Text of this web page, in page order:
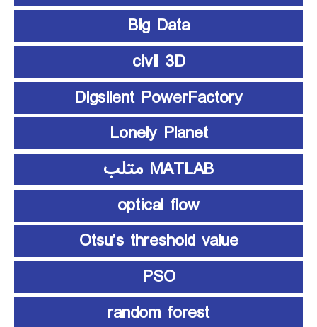
Big Data
civil 3D
Digsilent PowerFactory
Lonely Planet
MATLAB متلب
optical flow
Otsu’s threshold value
PSO
random forest